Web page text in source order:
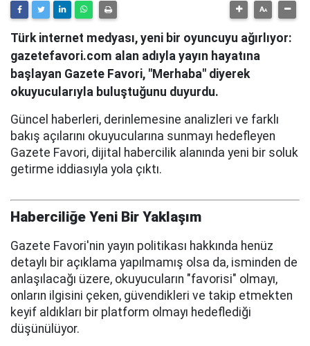
Türk internet medyası, yeni bir oyuncuyu ağırlıyor:
gazetefavori.com alan adıyla yayın hayatına
başlayan Gazete Favori, "Merhaba" diyerek
okuyucularıyla buluştuğunu duyurdu.
Güncel haberleri, derinlemesine analizleri ve farklı
bakış açılarını okuyucularına sunmayı hedefleyen
Gazete Favori, dijital habercilik alanında yeni bir soluk
getirme iddiasıyla yola çıktı.
Haberciliğe Yeni Bir Yaklaşım
Gazete Favori'nin yayın politikası hakkında henüz
detaylı bir açıklama yapılmamış olsa da, isminden de
anlaşılacağı üzere, okuyucuların "favorisi" olmayı,
onların ilgisini çeken, güvendikleri ve takip etmekten
keyif aldıkları bir platform olmayı hedeflediği
düşünülüyor.